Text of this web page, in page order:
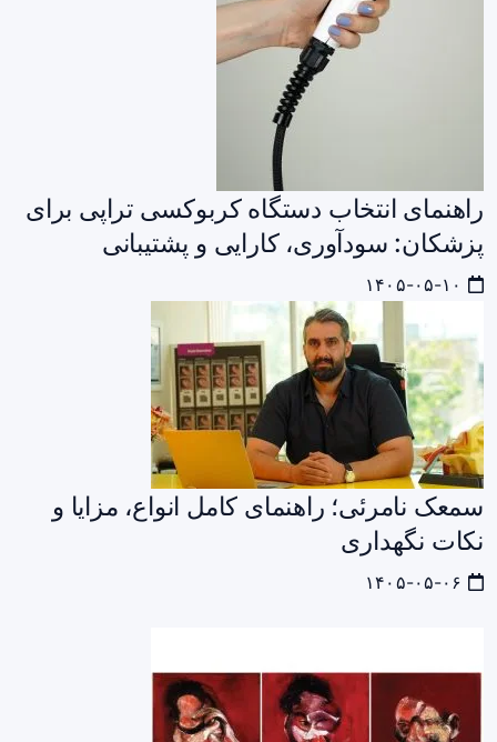
راهنمای انتخاب دستگاه کربوکسی‌ تراپی برای
پزشکان: سودآوری، کارایی و پشتیبانی
سمعک نامرئی؛ راهنمای کامل انواع، مزایا و
نکات نگهداری